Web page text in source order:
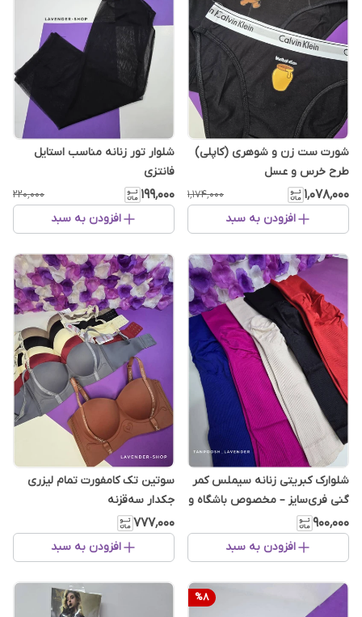
شورت ست زن و شوهری (کاپلی)
طرح خرس و عسل
۱٬۰۷۸٬۰۰۰ ۱٬۱۷۴٬۰۰۰
افزودن به سبد
شلوار تور زنانه مناسب استایل
فانتزی
۱۹۹٬۰۰۰ ۲۲۰٬۰۰۰
افزودن به سبد
شلوارک کبریتی زنانه سیملس کمر
گنی فری‌سایز – مخصوص باشگاه و
استفاده روزانه
۹۰۰٬۰۰۰
افزودن به سبد
سوتین تک کامفورت تمام لیزری
جکدار سه‌قزنه
۷۷۷٬۰۰۰
افزودن به سبد
%8